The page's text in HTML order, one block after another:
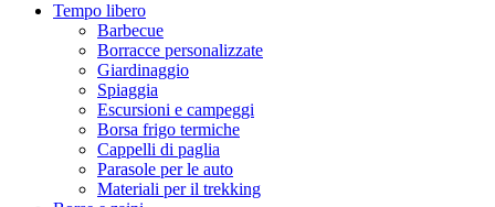
Tempo libero
Barbecue
Borracce personalizzate
Giardinaggio
Spiaggia
Escursioni e campeggi
Borsa frigo termiche
Cappelli di paglia
Parasole per le auto
Materiali per il trekking